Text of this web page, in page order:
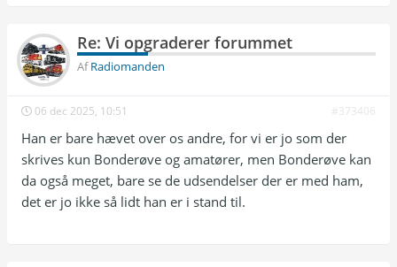
Re: Vi opgraderer forummet
AfRadiomanden
06 dec 2025, 10:51 #373406
Han er bare hævet over os andre, for vi er jo som der
skrives kun Bonderøve og amatører, men Bonderøve kan
da også meget, bare se de udsendelser der er med ham,
det er jo ikke så lidt han er i stand til.